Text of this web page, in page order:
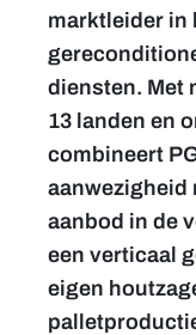
marktleider in
diensten. Met
13 landen en
combineert
aanwezigheid
aanbod in de
een verticaal
eigen